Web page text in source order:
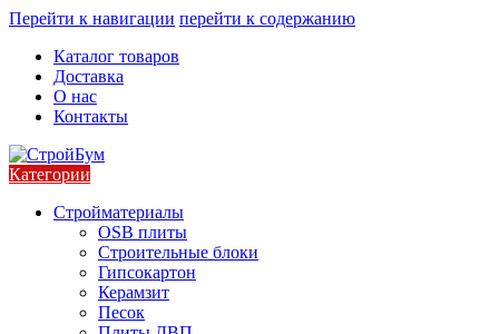
Перейти к навигации перейти к содержанию
Каталог товаров
Доставка
О нас
Контакты
Категории
Стройматериалы
OSB плиты
Строительные блоки
Гипсокартон
Керамзит
Песок